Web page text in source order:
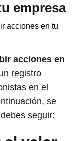
empresa
acciones en
registro
en el
se
seguir: